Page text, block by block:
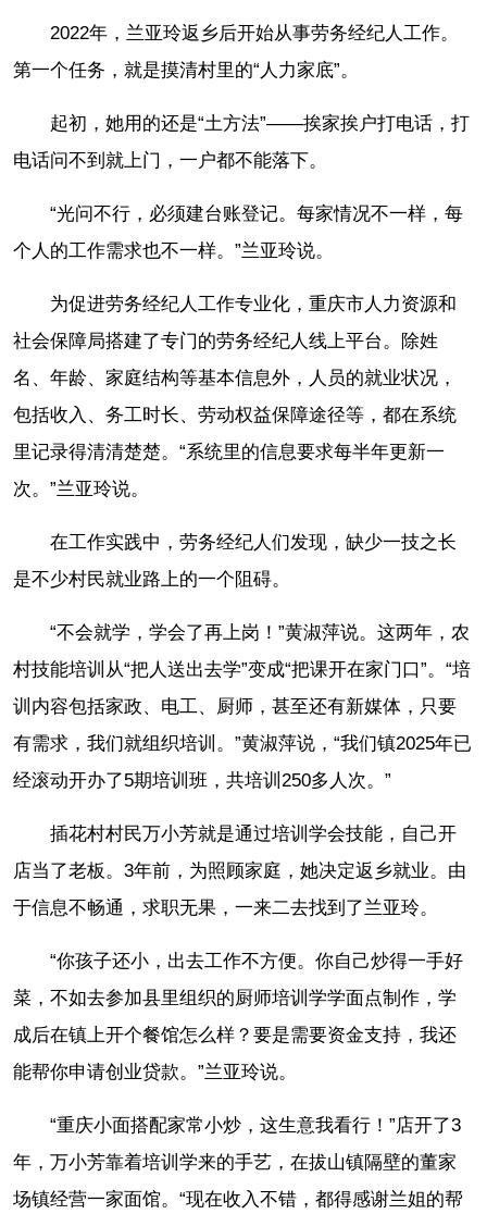
2022年，兰亚玲返乡后开始从事劳务经纪人工作。
第一个任务，就是摸清村里的“人力家底”。
起初，她用的还是“土方法”——挨家挨户打电话，打
电话问不到就上门，一户都不能落下。
“光问不行，必须建台账登记。每家情况不一样，每
个人的工作需求也不一样。”兰亚玲说。
为促进劳务经纪人工作专业化，重庆市人力资源和
社会保障局搭建了专门的劳务经纪人线上平台。除姓
名、年龄、家庭结构等基本信息外，人员的就业状况，
包括收入、务工时长、劳动权益保障途径等，都在系统
里记录得清清楚楚。“系统里的信息要求每半年更新一
次。”兰亚玲说。
在工作实践中，劳务经纪人们发现，缺少一技之长
是不少村民就业路上的一个阻碍。
“不会就学，学会了再上岗！”黄淑萍说。这两年，农
村技能培训从“把人送出去学”变成“把课开在家门口”。“培
训内容包括家政、电工、厨师，甚至还有新媒体，只要
有需求，我们就组织培训。”黄淑萍说，“我们镇2025年已
经滚动开办了5期培训班，共培训250多人次。”
插花村村民万小芳就是通过培训学会技能，自己开
店当了老板。3年前，为照顾家庭，她决定返乡就业。由
于信息不畅通，求职无果，一来二去找到了兰亚玲。
“你孩子还小，出去工作不方便。你自己炒得一手好
菜，不如去参加县里组织的厨师培训学学面点制作，学
成后在镇上开个餐馆怎么样？要是需要资金支持，我还
能帮你申请创业贷款。”兰亚玲说。
“重庆小面搭配家常小炒，这生意我看行！”店开了3
年，万小芳靠着培训学来的手艺，在拔山镇隔壁的董家
场镇经营一家面馆。“现在收入不错，都得感谢兰姐的帮